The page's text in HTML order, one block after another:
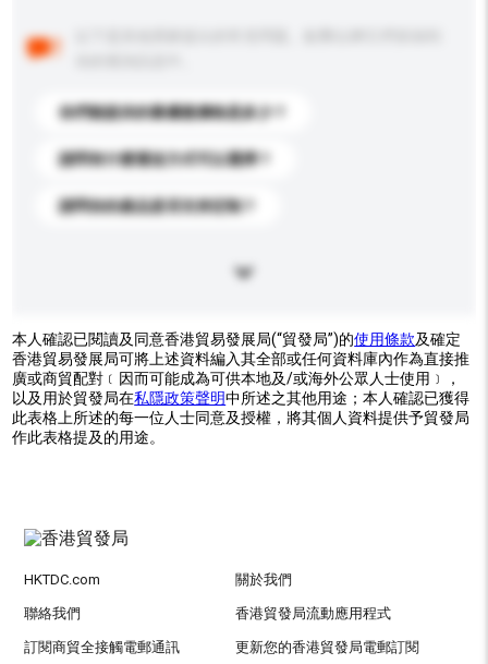
你們能提供的最優惠價格是多少？
請問有什麼運送方式可以選擇？
請問你的產品是否支持定制？
本人確認已閱讀及同意香港貿易發展局(“貿發局”)的使用條款及確定
香港貿易發展局可將上述資料編入其全部或任何資料庫內作為直接推
廣或商貿配對﹝因而可能成為可供本地及/或海外公眾人士使用﹞，
以及用於貿發局在私隱政策聲明中所述之其他用途；本人確認已獲得
此表格上所述的每一位人士同意及授權，將其個人資料提供予貿發局
作此表格提及的用途。
HKTDC.com 關於我們
聯絡我們 香港貿發局流動應用程式
訂閱商貿全接觸電郵通訊 更新您的香港貿發局電郵訂閱